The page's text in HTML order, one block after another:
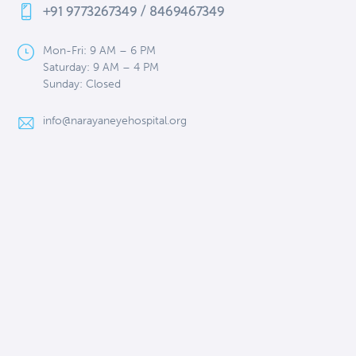
+91 9773267349 / 8469467349
Mon-Fri: 9 AM – 6 PM
Saturday: 9 AM – 4 PM
Sunday: Closed
info@narayaneyehospital.org